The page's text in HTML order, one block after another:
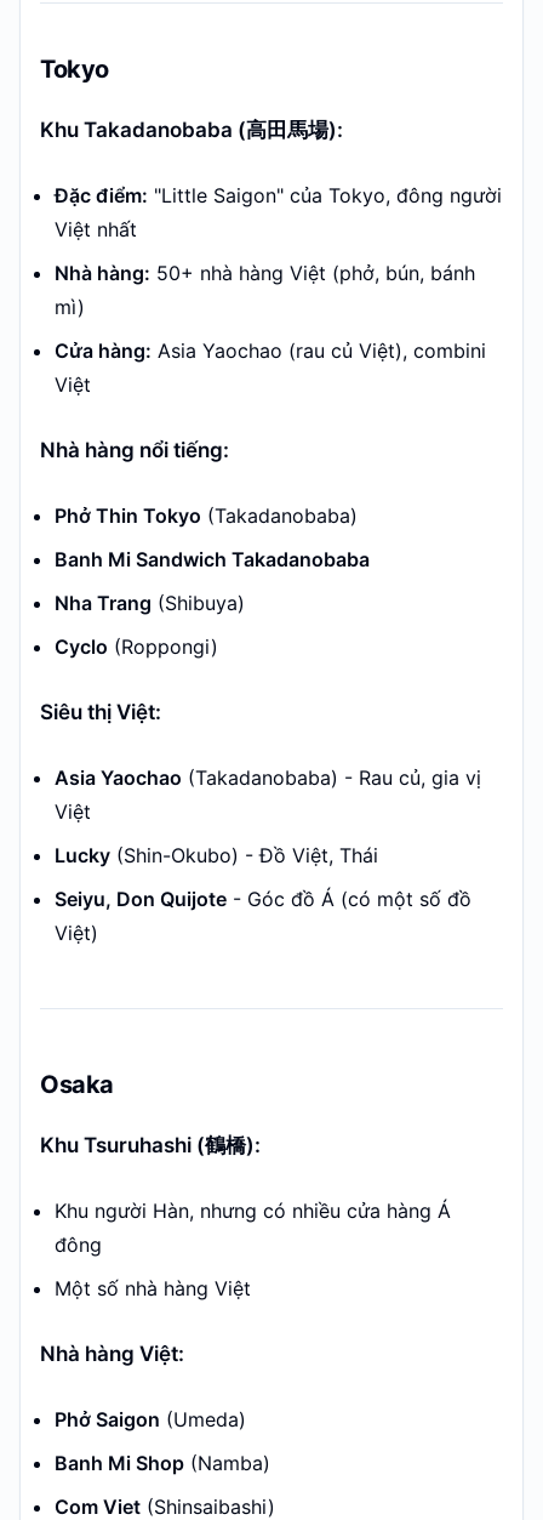
Tokyo
Khu Takadanobaba (高田馬場):
Đặc điểm: "Little Saigon" của Tokyo, đông người
Việt nhất
Nhà hàng: 50+ nhà hàng Việt (phở, bún, bánh
mì)
Cửa hàng: Asia Yaochao (rau củ Việt), combini
Việt
Nhà hàng nổi tiếng:
Phở Thin Tokyo (Takadanobaba)
Banh Mi Sandwich Takadanobaba
Nha Trang (Shibuya)
Cyclo (Roppongi)
Siêu thị Việt:
Asia Yaochao (Takadanobaba) - Rau củ, gia vị
Việt
Lucky (Shin-Okubo) - Đồ Việt, Thái
Seiyu, Don Quijote - Góc đồ Á (có một số đồ
Việt)
Osaka
Khu Tsuruhashi (鶴橋):
Khu người Hàn, nhưng có nhiều cửa hàng Á
đông
Một số nhà hàng Việt
Nhà hàng Việt:
Phở Saigon (Umeda)
Banh Mi Shop (Namba)
Com Viet (Shinsaibashi)